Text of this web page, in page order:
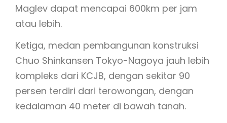
Maglev dapat mencapai 600km per jam
atau lebih.
Ketiga, medan pembangunan konstruksi
Chuo Shinkansen Tokyo-Nagoya jauh lebih
kompleks dari KCJB, dengan sekitar 90
persen terdiri dari terowongan, dengan
kedalaman 40 meter di bawah tanah.